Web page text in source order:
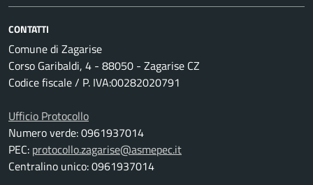
CONTATTI
Comune di Zagarise
Corso Garibaldi, 4 - 88050 - Zagarise CZ
Codice fiscale / P. IVA:00282020791
Ufficio Protocollo
Numero verde: 0961937014
PEC: protocollo.zagarise@asmepec.it
Centralino unico: 0961937014